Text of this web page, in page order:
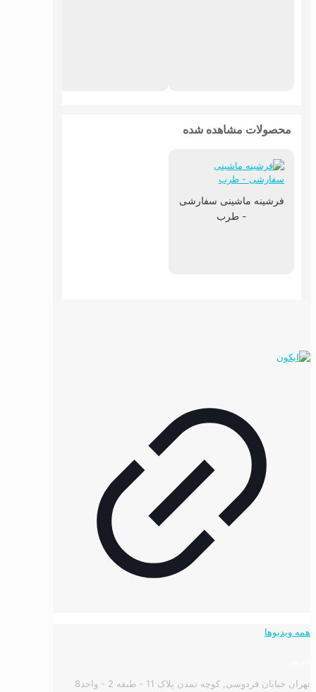
محصولات مشاهده شده
فرشینه ماشینی سفارشی
- طرب
همه ویدیوها
تهران خیابان فردوسی, کوچه تمدن پلاک 11 - طبقه 2 - واحد8